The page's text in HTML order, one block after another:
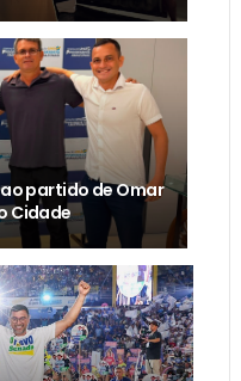
partido de Omar
Cidade